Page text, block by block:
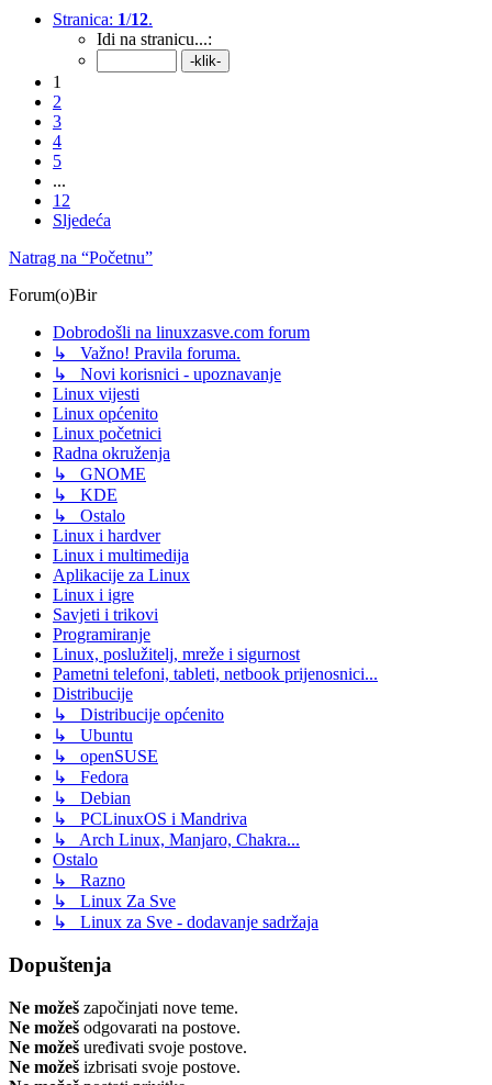
Stranica: 1/12.
Idi na stranicu...:
1
2
3
4
5
...
12
Sljedeća
Natrag na “Početnu”
Forum(o)Bir
Dobrodošli na linuxzasve.com forum
↳ Važno! Pravila foruma.
↳ Novi korisnici - upoznavanje
Linux vijesti
Linux općenito
Linux početnici
Radna okruženja
↳ GNOME
↳ KDE
↳ Ostalo
Linux i hardver
Linux i multimedija
Aplikacije za Linux
Linux i igre
Savjeti i trikovi
Programiranje
Linux, poslužitelj, mreže i sigurnost
Pametni telefoni, tableti, netbook prijenosnici...
Distribucije
↳ Distribucije općenito
↳ Ubuntu
↳ openSUSE
↳ Fedora
↳ Debian
↳ PCLinuxOS i Mandriva
↳ Arch Linux, Manjaro, Chakra...
Ostalo
↳ Razno
↳ Linux Za Sve
↳ Linux za Sve - dodavanje sadržaja
Dopuštenja
Ne možeš započinjati nove teme.
Ne možeš odgovarati na postove.
Ne možeš uređivati svoje postove.
Ne možeš izbrisati svoje postove.